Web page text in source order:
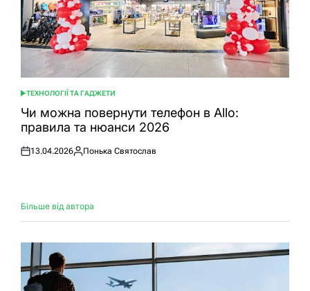
ОПУБЛІКУВАТИ
У
ТЕХНОЛОГІЇ ТА ГАДЖЕТИ
Чи можна повернути телефон в Allo:
правила та нюанси 2026
Оприлюднено
13.04.2026
Опубліковано
Понька Святослав
Більше від автора